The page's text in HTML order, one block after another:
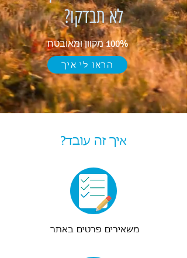
לא תבדקו?
100% מקוון ומאובטח
הראו לי איך
איך זה עובד?
משאירים פרטים באתר